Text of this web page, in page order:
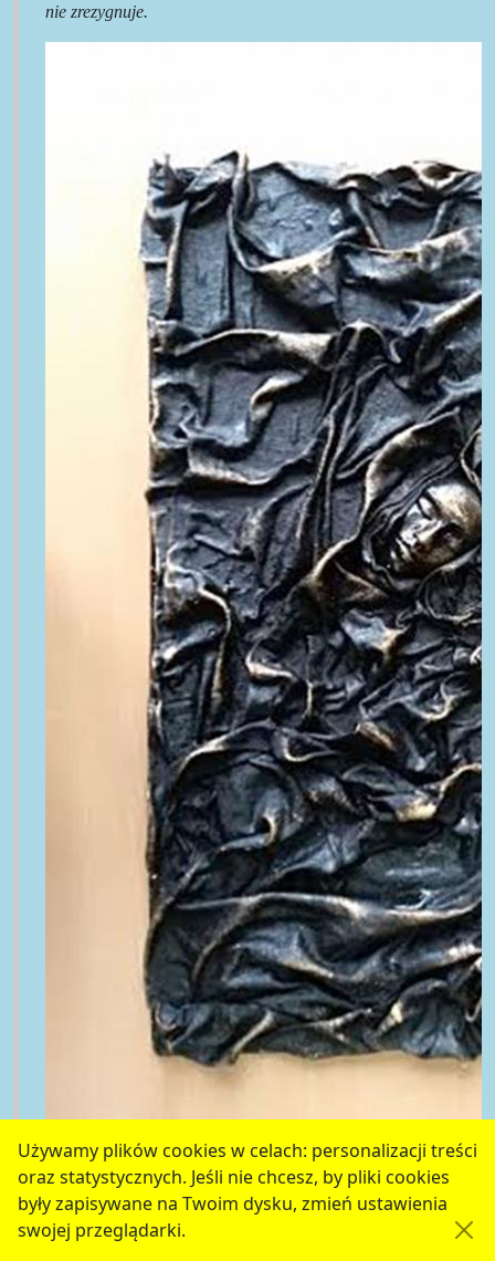
Używamy plików cookies w celach: personalizacji treści
oraz statystycznych. Jeśli nie chcesz, by pliki cookies
były zapisywane na Twoim dysku, zmień ustawienia
swojej przeglądarki.
nie zrezygnuje.